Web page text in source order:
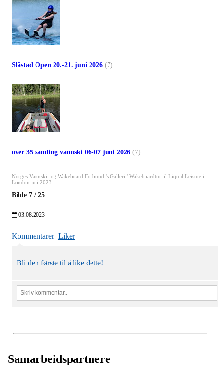
Slåstad Open 20.-21. juni 2026 (7)
over 35 samling vannski 06-07 juni 2026 (7)
Norges Vannski- og Wakeboard Forbund 's Galleri / Wakeboardtur til Liquid Leisure i
London juli 2023
Bilde 7 / 25
03.08.2023
Kommentarer Liker
Bli den første til å like dette!
Samarbeidspartnere